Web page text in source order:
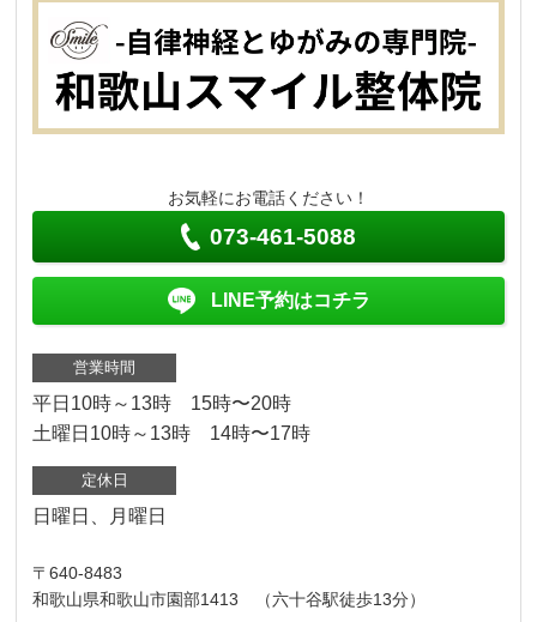
お気軽にお電話ください！
073-461-5088
LINE予約はコチラ
営業時間
平日10時～13時 15時〜20時
土曜日10時～13時 14時〜17時
定休日
日曜日、月曜日
〒640-8483
和歌山県和歌山市園部1413 （六十谷駅徒歩13分）